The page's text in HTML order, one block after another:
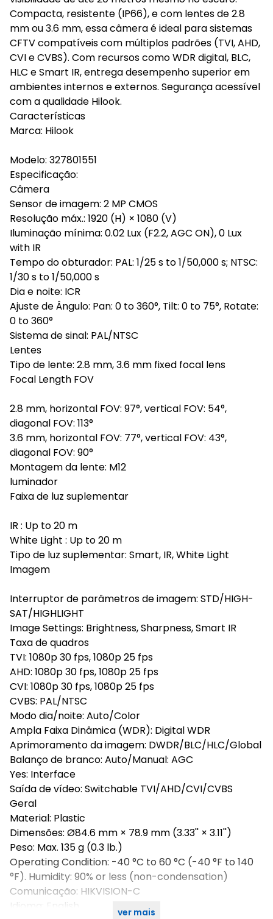
Compacta, resistente (IP66), e com lentes de 2.8
mm ou 3.6 mm, essa câmera é ideal para sistemas
CFTV compatíveis com múltiplos padrões (TVI, AHD,
CVI e CVBS). Com recursos como WDR digital, BLC,
HLC e Smart IR, entrega desempenho superior em
ambientes internos e externos. Segurança acessível
com a qualidade Hilook.
Características
Marca: Hilook
Modelo: 327801551
Especificação:
Câmera
Sensor de imagem: 2 MP CMOS
Resolução máx.: 1920 (H) × 1080 (V)
Iluminação mínima: 0.02 Lux (F2.2, AGC ON), 0 Lux
with IR
Tempo do obturador: PAL: 1/25 s to 1/50,000 s; NTSC:
1/30 s to 1/50,000 s
Dia e noite: ICR
Ajuste de Ângulo: Pan: 0 to 360°, Tilt: 0 to 75°, Rotate:
0 to 360°
Sistema de sinal: PAL/NTSC
Lentes
Tipo de lente: 2.8 mm, 3.6 mm fixed focal lens
Focal Length FOV
2.8 mm, horizontal FOV: 97°, vertical FOV: 54°,
diagonal FOV: 113°
3.6 mm, horizontal FOV: 77°, vertical FOV: 43°,
diagonal FOV: 90°
Montagem da lente: M12
luminador
Faixa de luz suplementar
IR : Up to 20 m
White Light : Up to 20 m
Tipo de luz suplementar: Smart, IR, White Light
Imagem
Interruptor de parâmetros de imagem: STD/HIGH-
SAT/HIGHLIGHT
Image Settings: Brightness, Sharpness, Smart IR
Taxa de quadros
TVI: 1080p 30 fps, 1080p 25 fps
AHD: 1080p 30 fps, 1080p 25 fps
CVI: 1080p 30 fps, 1080p 25 fps
CVBS: PAL/NTSC
Modo dia/noite: Auto/Color
Ampla Faixa Dinâmica (WDR): Digital WDR
Aprimoramento da imagem: DWDR/BLC/HLC/Global
Balanço de branco: Auto/Manual: AGC
Yes: Interface
Saída de vídeo: Switchable TVI/AHD/CVI/CVBS
Geral
Material: Plastic
Dimensões: Ø84.6 mm × 78.9 mm (3.33'' × 3.11'')
Peso: Max. 135 g (0.3 lb.)
Operating Condition: -40 °C to 60 °C (-40 °F to 140
°F). Humidity: 90% or less (non-condensation)
Comunicação: HIKVISION-C
Idioma: English
ver mais